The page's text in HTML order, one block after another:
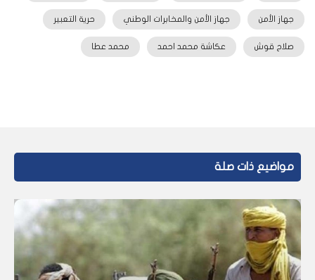
جهاز الأمن جهاز الأمن والمخابرات الوطني حرية التعبير
صلاح قوش عكاشة محمد احمد محمد عطا
مواضيع ذات صلة